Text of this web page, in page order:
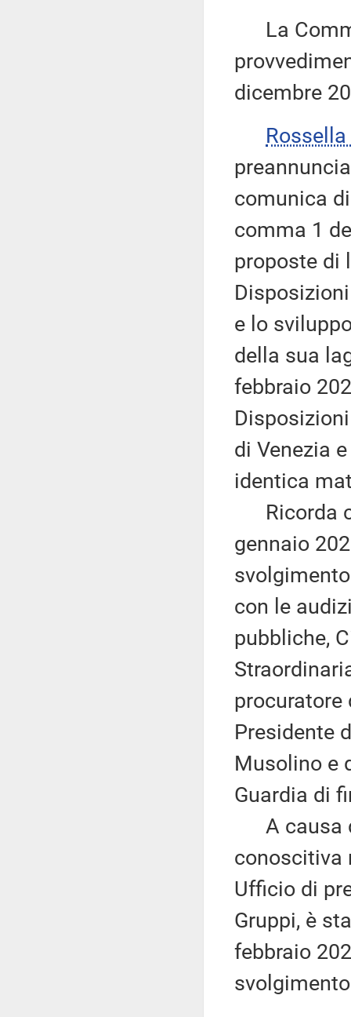
La
dicembre
comunica
comma 1
proposte di
e lo
della sua
febbraio
di Venezia
identica
Ricorda
gennaio
con le
pubbliche,
procuratore
Presidente
Musolino e
Guardia di
A causa
conoscitiva
Ufficio di
Gruppi, è
febbraio